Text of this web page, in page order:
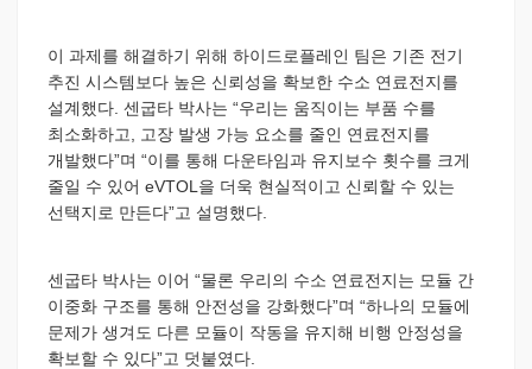
이 과제를 해결하기 위해 하이드로플레인 팀은 기존 전기
추진 시스템보다 높은 신뢰성을 확보한 수소 연료전지를
설계했다. 센굽타 박사는 “우리는 움직이는 부품 수를
최소화하고, 고장 발생 가능 요소를 줄인 연료전지를
개발했다”며 “이를 통해 다운타임과 유지보수 횟수를 크게
줄일 수 있어 eVTOL을 더욱 현실적이고 신뢰할 수 있는
선택지로 만든다”고 설명했다.
센굽타 박사는 이어 “물론 우리의 수소 연료전지는 모듈 간
이중화 구조를 통해 안전성을 강화했다”며 “하나의 모듈에
문제가 생겨도 다른 모듈이 작동을 유지해 비행 안정성을
확보할 수 있다”고 덧붙였다.